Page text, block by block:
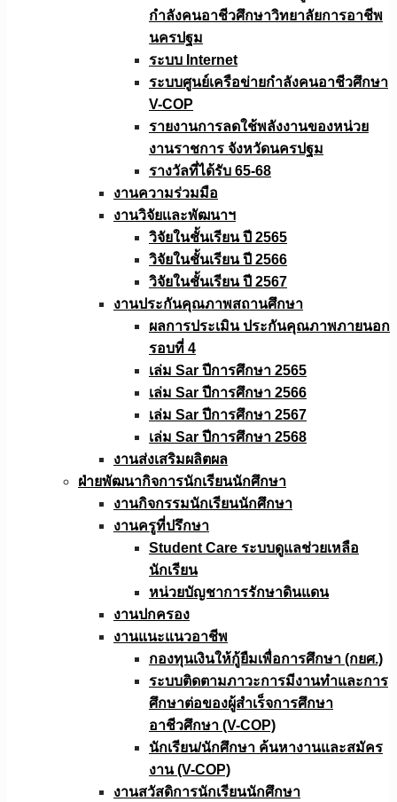
กำลังคนอาชีวศึกษาวิทยาลัยการอาชีพ
นครปฐม
ระบบ Internet
ระบบศูนย์เครือข่ายกำลังคนอาชีวศึกษา
V-COP
รายงานการลดใช้พลังงานของหน่วย
งานราชการ จังหวัดนครปฐม
รางวัลที่ได้รับ 65-68
งานความร่วมมือ
งานวิจัยเเละพัฒนาฯ
วิจัยในชั้นเรียน ปี 2565
วิจัยในชั้นเรียน ปี 2566
วิจัยในชั้นเรียน ปี 2567
งานประกันคุณภาพสถานศึกษา
ผลการประเมิน ประกันคุณภาพภายนอก
รอบที่ 4
เล่ม Sar ปีการศึกษา 2565
เล่ม Sar ปีการศึกษา 2566
เล่ม Sar ปีการศึกษา 2567
เล่ม Sar ปีการศึกษา 2568
งานส่งเสริมผลิตผล
ฝ่ายพัฒนากิจการนักเรียนนักศึกษา
งานกิจกรรมนักเรียนนักศึกษา
งานครูที่ปรึกษา
Student Care ระบบดูแลช่วยเหลือ
นักเรียน
หน่วยบัญชาการรักษาดินแดน
งานปกครอง
งานแนะแนวอาชีพ
กองทุนเงินให้กู้ยืมเพื่อการศึกษา (กยศ.)
ระบบติดตามภาวะการมีงานทำและการ
ศึกษาต่อของผู้สำเร็จการศึกษา
อาชีวศึกษา (V-COP)
นักเรียน/นักศึกษา ค้นหางานและสมัคร
งาน (V-COP)
งานสวัสดิการนักเรียนนักศึกษา